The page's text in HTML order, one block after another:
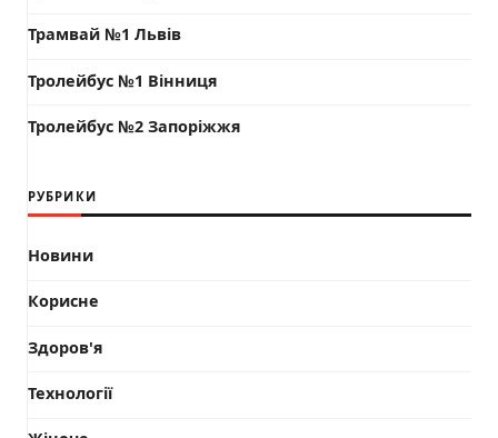
Трамвай №1 Львів
Тролейбус №1 Вінниця
Тролейбус №2 Запоріжжя
РУБРИКИ
Новини
Корисне
Здоров'я
Технології